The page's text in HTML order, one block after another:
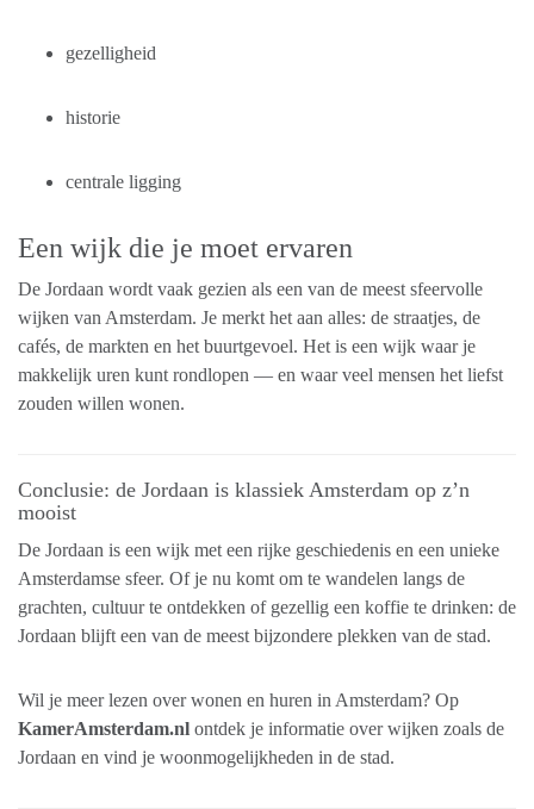
gezelligheid
historie
centrale ligging
Een wijk die je moet ervaren
De Jordaan wordt vaak gezien als een van de meest sfeervolle
wijken van Amsterdam. Je merkt het aan alles: de straatjes, de
cafés, de markten en het buurtgevoel. Het is een wijk waar je
makkelijk uren kunt rondlopen — en waar veel mensen het liefst
zouden willen wonen.
Conclusie: de Jordaan is klassiek Amsterdam op z’n
mooist
De Jordaan is een wijk met een rijke geschiedenis en een unieke
Amsterdamse sfeer. Of je nu komt om te wandelen langs de
grachten, cultuur te ontdekken of gezellig een koffie te drinken: de
Jordaan blijft een van de meest bijzondere plekken van de stad.
Wil je meer lezen over wonen en huren in Amsterdam? Op
KamerAmsterdam.nl ontdek je informatie over wijken zoals de
Jordaan en vind je woonmogelijkheden in de stad.